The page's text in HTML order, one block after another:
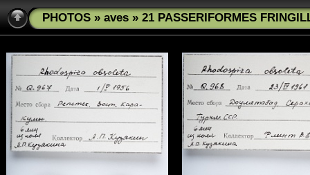
PHOTOS » aves » 21 PASSERIFORMES